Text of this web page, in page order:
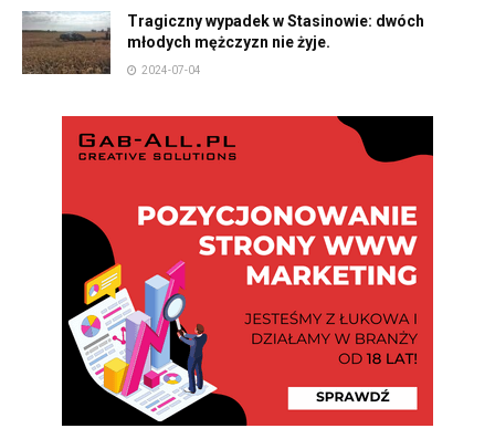
Tragiczny wypadek w Stasinowie: dwóch
młodych mężczyzn nie żyje.
2024-07-04